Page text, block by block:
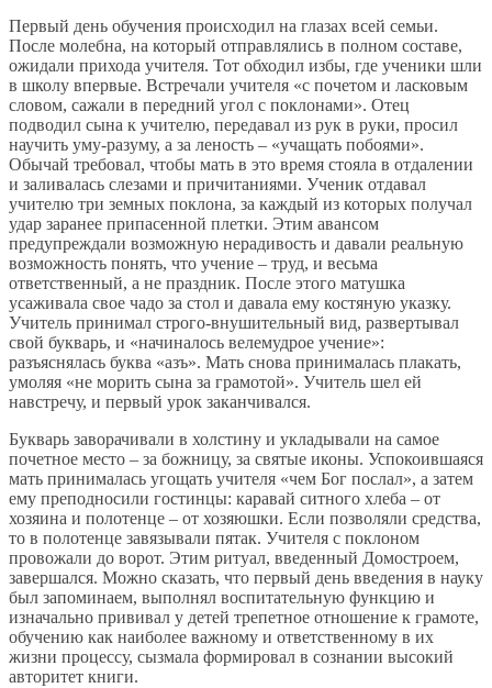
Первый день обучения происходил на глазах всей семьи.
После молебна, на который отправлялись в полном составе,
ожидали прихода учителя. Тот обходил избы, где ученики шли
в школу впервые. Встречали учителя «с почетом и ласковым
словом, сажали в передний угол с поклонами». Отец
подводил сына к учителю, передавал из рук в руки, просил
научить уму-разуму, а за леность – «учащать побоями».
Обычай требовал, чтобы мать в это время стояла в отдалении
и заливалась слезами и причитаниями. Ученик отдавал
учителю три земных поклона, за каждый из которых получал
удар заранее припасенной плетки. Этим авансом
предупреждали возможную нерадивость и давали реальную
возможность понять, что учение – труд, и весьма
ответственный, а не праздник. После этого матушка
усаживала свое чадо за стол и давала ему костяную указку.
Учитель принимал строго-внушительный вид, развертывал
свой букварь, и «начиналось велемудрое учение»:
разъяснялась буква «азъ». Мать снова принималась плакать,
умоляя «не морить сына за грамотой». Учитель шел ей
навстречу, и первый урок заканчивался.
Букварь заворачивали в холстину и укладывали на самое
почетное место – за божницу, за святые иконы. Успокоившаяся
мать принималась угощать учителя «чем Бог послал», а затем
ему преподносили гостинцы: каравай ситного хлеба – от
хозяина и полотенце – от хозяюшки. Если позволяли средства,
то в полотенце завязывали пятак. Учителя с поклоном
провожали до ворот. Этим ритуал, введенный Домостроем,
завершался. Можно сказать, что первый день введения в науку
был запоминаем, выполнял воспитательную функцию и
изначально прививал у детей трепетное отношение к грамоте,
обучению как наиболее важному и ответственному в их
жизни процессу, сызмала формировал в сознании высокий
авторитет книги.